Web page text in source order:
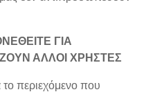
ΓΙΑ
ΑΛΛΟΙ ΧΡΗΣΤΕΣ
το περιεχόμενο που